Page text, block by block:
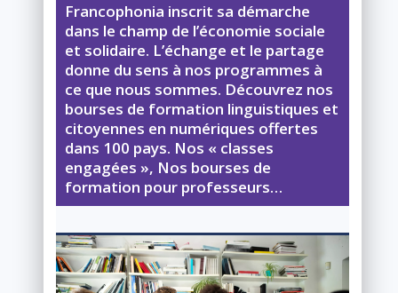
Francophonia inscrit sa démarche
dans le champ de l’économie sociale
et solidaire. L’échange et le partage
donne du sens à nos programmes à
ce que nous sommes. Découvrez nos
bourses de formation linguistiques et
citoyennes en numériques offertes
dans 100 pays. Nos « classes
engagées », Nos bourses de
formation pour professeurs…